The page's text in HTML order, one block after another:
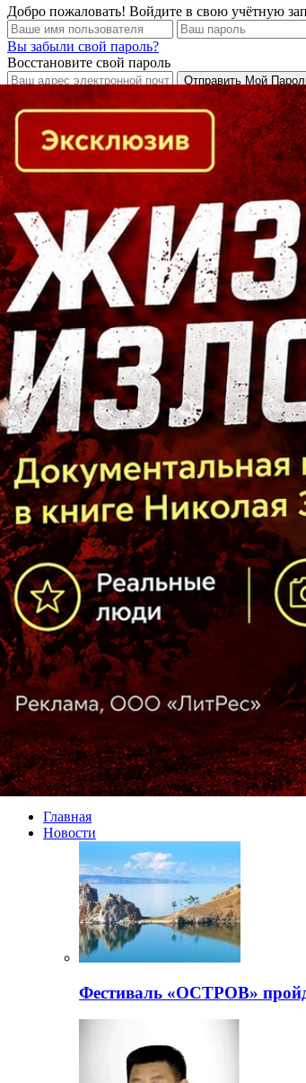
Добро пожаловать! Войдите в свою учётную
Вы забыли свой пароль?
Восстановите свой пароль
Кто есть кто в Байкальском регионе
Главная
Новости
Фестиваль «ОСТРОВ»